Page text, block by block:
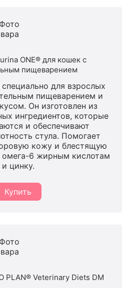
ONE® для кошек с
пищеварением
для взрослых
пищеварением и
Он изготовлен из
ингредиентов, которые
и обеспечивают
стула. Помогает
кожу и блестящую
омега-6 жирным кислотам
и цинку.
Купить
PLAN® Veterinary Diets DM